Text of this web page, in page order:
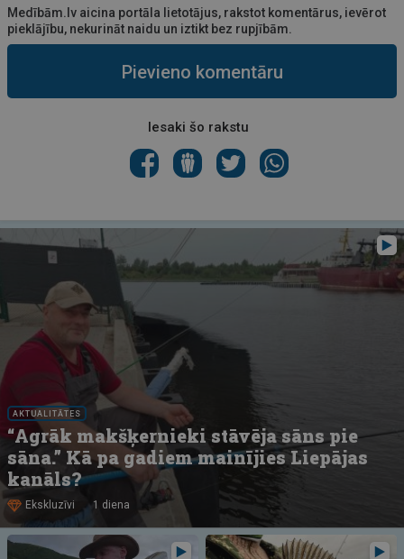
Medībām.lv aicina portāla lietotājus, rakstot komentārus, ievērot
pieklājību, nekurināt naidu un iztikt bez rupjībām.
Pievieno komentāru
Iesaki šo rakstu
AKTUALITĀTES
“Agrāk makšķernieki stāvēja sāns pie
sāna.” Kā pa gadiem mainījies Liepājas
kanāls?
Ekskluzīvi 1 diena